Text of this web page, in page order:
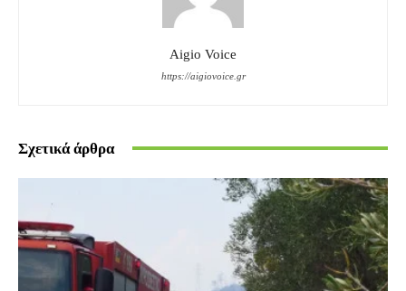
Aigio Voice
https://aigiovoice.gr
Σχετικά άρθρα